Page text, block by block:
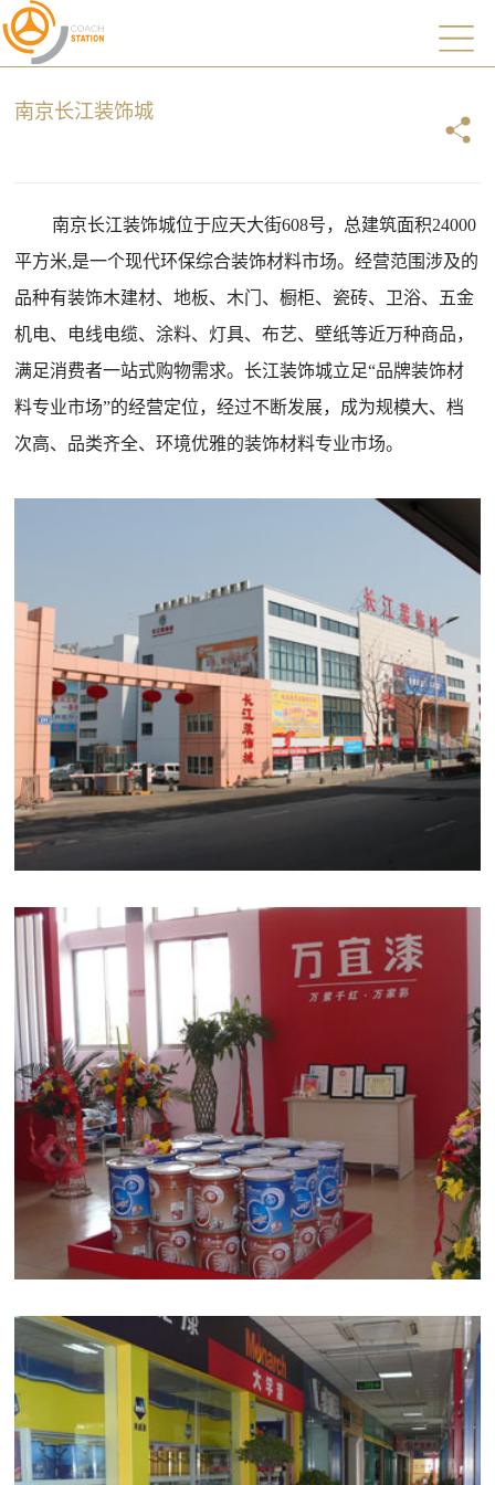
南京长江装饰城
南京长江装饰城位于应天大街608号，总建筑面积24000
平方米,是一个现代环保综合装饰材料市场。经营范围涉及的
品种有装饰木建材、地板、木门、橱柜、瓷砖、卫浴、五金
机电、电线电缆、涂料、灯具、布艺、壁纸等近万种商品，
满足消费者一站式购物需求。长江装饰城立足“品牌装饰材
料专业市场”的经营定位，经过不断发展，成为规模大、档
次高、品类齐全、环境优雅的装饰材料专业市场。